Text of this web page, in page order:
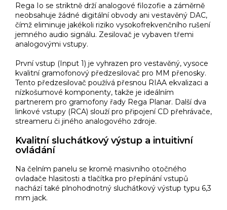
Rega Io se striktně drží analogové filozofie a záměrně
neobsahuje žádné digitální obvody ani vestavěný DAC,
čímž eliminuje jakékoli riziko vysokofrekvenčního rušení
jemného audio signálu. Zesilovač je vybaven třemi
analogovými vstupy.
První vstup (Input 1) je vyhrazen pro vestavěný, vysoce
kvalitní gramofonový předzesilovač pro MM přenosky.
Tento předzesilovač používá přesnou RIAA ekvalizaci a
nízkošumové komponenty, takže je ideálním
partnerem pro gramofony řady Rega Planar. Další dva
linkové vstupy (RCA) slouží pro připojení CD přehrávače,
streameru či jiného analogového zdroje.
Kvalitní sluchátkový výstup a intuitivní
ovládání
Na čelním panelu se kromě masivního otočného
ovladače hlasitosti a tlačítka pro přepínání vstupů
nachází také plnohodnotný sluchátkový výstup typu 6,3
mm jack.